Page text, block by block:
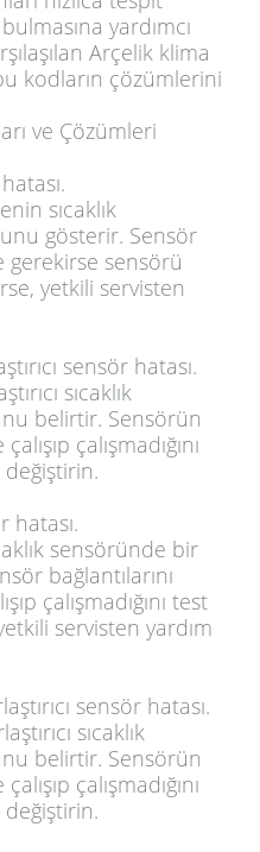
yardımcı
Arçelik klima
kodların çözümlerini
ve Çözümleri
sıcaklık
gösterir. Sensör
gerekirse sensörü
yetkili servisten
sensör hatası.
sıcaklık
belirtir. Sensörün
çalışmadığını
hatası.
sensöründe bir
bağlantılarını
çalışmadığını test
servisten yardım
sensör hatası.
sıcaklık
belirtir. Sensörün
çalışmadığını